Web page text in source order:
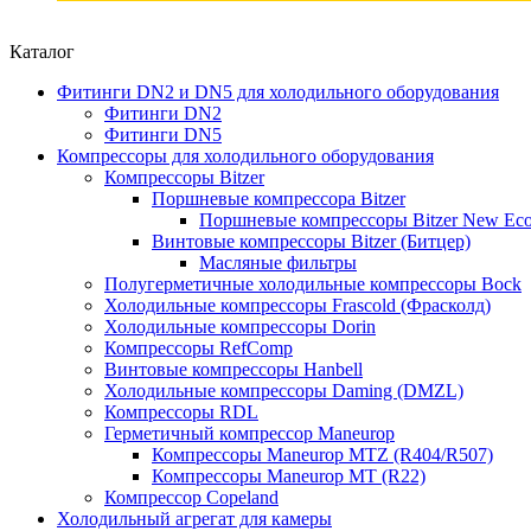
Каталог
Фитинги DN2 и DN5 для холодильного оборудования
Фитинги DN2
Фитинги DN5
Компрессоры для холодильного оборудования
Компрессоры Bitzer
Поршневые компрессора Bitzer
Поршневые компрессоры Bitzer New
Винтовые компрессоры Bitzer (Битцер)
Масляные фильтры
Полугерметичные холодильные компрессоры Bock
Холодильные компрессоры Frascold (Фрасколд)
Холодильные компрессоры Dorin
Компрессоры RefComp
Винтовые компрессоры Hanbell
Холодильные компрессоры Daming (DMZL)
Компрессоры RDL
Герметичный компрессор Maneurop
Компрессоры Maneurop MTZ (R404/R507)
Компрессоры Maneurop MT (R22)
Компрессор Copeland
Холодильный агрегат для камеры